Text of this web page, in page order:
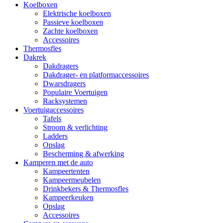
Koelboxen
Elektrische koelboxen
Passieve koelboxen
Zachte koelboxen
Accessoires
Thermosfles
Dakrek
Dakdragers
Dakdrager- en platformaccessoires
Dwarsdragers
Populaire Voertuigen
Racksystemen
Voertuigaccessoires
Tafels
Stroom & verlichting
Ladders
Opslag
Bescherming & afwerking
Kamperen met de auto
Kampeertenten
Kampeermeubelen
Drinkbekers & Thermosfles
Kampeerkeuken
Opslag
Accessoires